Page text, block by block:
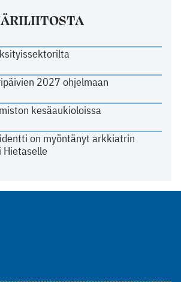
2027 ohjelmaan
kesäaukioloissa
on myöntänyt arkkiatrin
Hietaselle